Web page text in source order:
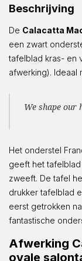
Beschrijving
De Calacatta
een zwart
tafelblad kras- en
afwerking). Ideaal
We shape our
Het onderstel
geeft het
zweeft. De tafel
drukker tafelblad
eerst getrokken
fantastische
Afwerking
ovale